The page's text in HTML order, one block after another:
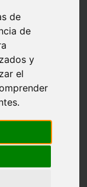
de
de
y
el